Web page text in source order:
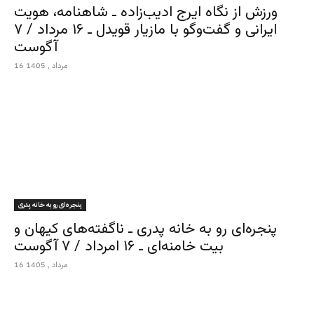
ورزش از نگاه ایرج ادیب‌زاده ـ شاهنامه، هویت
ایرانی و گفت‌وگو با مازیار قویدل ـ ۱۶ مرداد / ۷
آگوست
16 مرداد , 1405
پنجره‌ای رو به خانه پدری
پنجره‌ای رو به خانه پدری ـ ناگفته‌های کیهان و
بیت خامنه‌ای ـ ۱۶ امرداد / ۷ آگوست
16 مرداد , 1405